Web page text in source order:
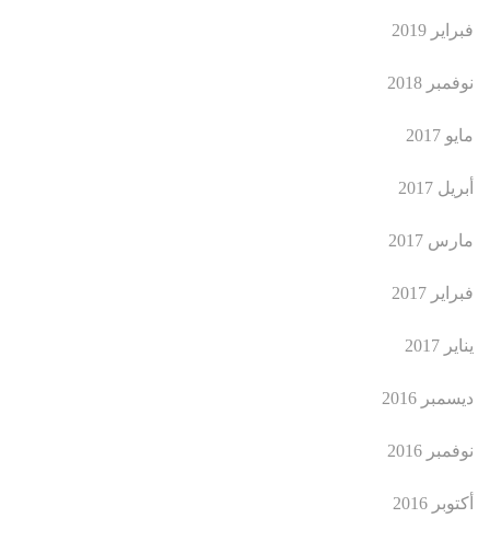
فبراير 2019
نوفمبر 2018
مايو 2017
أبريل 2017
مارس 2017
فبراير 2017
يناير 2017
ديسمبر 2016
نوفمبر 2016
أكتوبر 2016